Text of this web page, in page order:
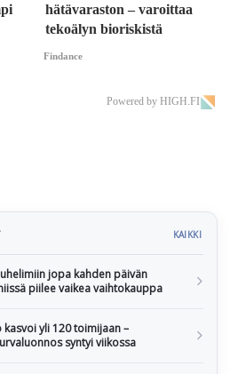
hätävaraston – varoittaa
tekoälyn bioriskistä
Findance
Powered by HIGH.FI
KAIKKI
jopa kahden päivän
piilee vaikea vaihtokauppa
yli 120 toimijaan –
syntyi viikossa